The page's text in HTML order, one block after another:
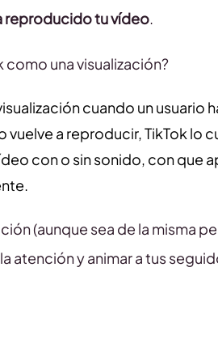
reproducido tu vídeo.
como una visualización?
cuando un usuario
vuelve a reproducir, TikTok lo
con o sin sonido, con que
(aunque sea de la misma
atención y animar a tus